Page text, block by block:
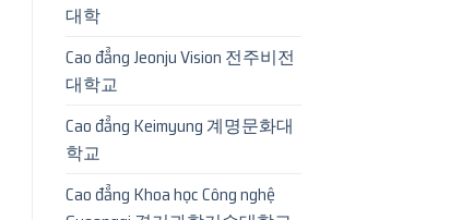
대학
Cao đẳng Jeonju Vision 전주비전
대학교
Cao đẳng Keimyung 계명문화대
학교
Cao đẳng Khoa học Công nghệ